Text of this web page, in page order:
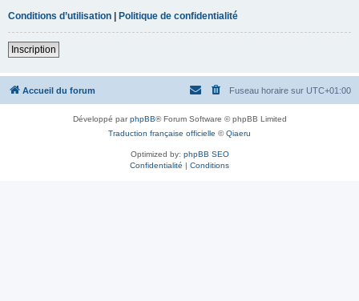
Conditions d’utilisation | Politique de confidentialité
Inscription
Accueil du forum Fuseau horaire sur UTC+01:00
Développé parphpBB® Forum Software © phpBB Limited
Traduction française officielle ©Qiaeru
Optimized by: phpBB SEO
Confidentialité | Conditions